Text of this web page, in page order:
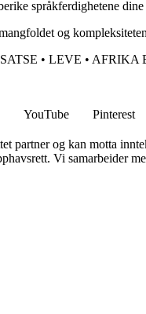
språkferdighetene
og
SATSE • LEVE • AFRIKA
YouTube Pinterest
partner og kan motta
Vi samarbeider